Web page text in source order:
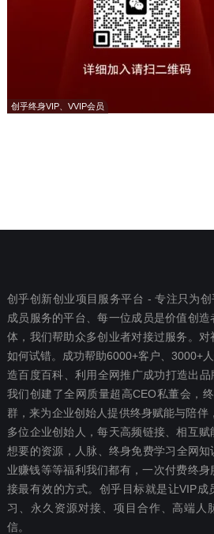
创乎终身VIP、VVIP会员
创乎创新创业项目服务平台 - 专注只为创
成员服务的平台、每一位成员是价值创
体，我们帮助众多创业者对接过服务。对
如何试错。成功帮助6000+客户、3000+
造百度百科、利用全网推广成功打造出品
我们创建了全网质量超高CEO私董会，
群，来为企业创始人提供终身赋能与陪伴
多位企业创始人，每天高频链接、相互
想要‬的资源，人脉、终身免费学习全网知
业赚钱等等福利我们都‬有，一次付费终‬
接最有效‬的方式。创乎目标就是让VIP成
习、永久资源对接、项目合作、高端人
信。